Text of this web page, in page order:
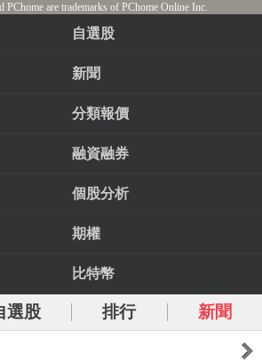
PChome are trademarks of PChome Online Inc.
自選股
新聞
分類報價
融資融券
個股分析
期權
比特幣
選股 排行 新聞